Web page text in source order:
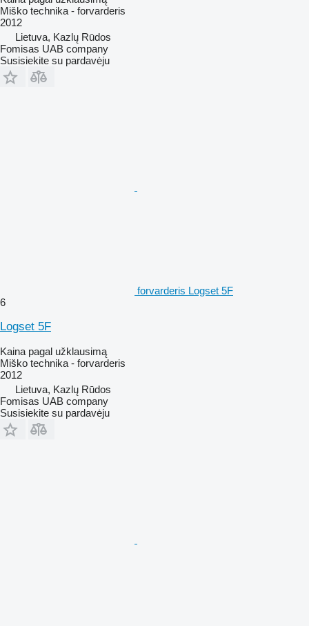
Miško technika - forvarderis
2012
Lietuva, Kazlų Rūdos
Fomisas UAB company
Susisiekite su pardavėju
forvarderis Logset 5F
6
Logset 5F
Kaina pagal užklausimą
Miško technika - forvarderis
2012
Lietuva, Kazlų Rūdos
Fomisas UAB company
Susisiekite su pardavėju